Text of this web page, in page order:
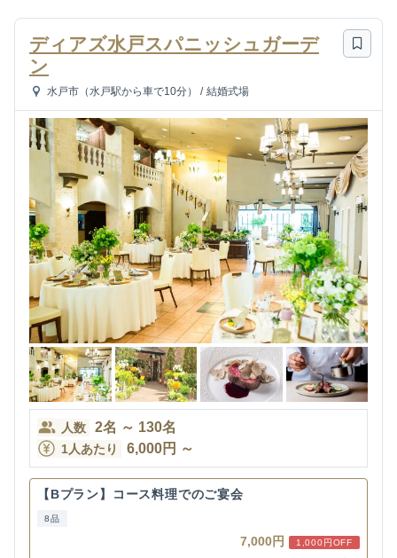
ディアズ水戸スパニッシュガーデ
ン
水戸市（水戸駅から車で10分） / 結婚式場
人数 2名 ～ 130名
1人あたり 6,000円 ～
【Bプラン】コース料理でのご宴会
8品
7,000円
1,000円OFF